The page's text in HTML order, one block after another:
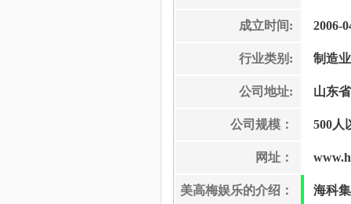
成立时间: 2006-
行业类别: 制造业
公司地址: 山东
公司规模： 500人
网址：
美高梅娱乐的介绍： 海科